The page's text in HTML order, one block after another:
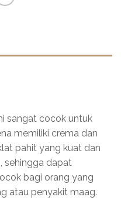
sangat cocok untuk
memiliki crema dan
pahit yang kuat dan
sehingga dapat
bagi orang yang
atau penyakit maag.